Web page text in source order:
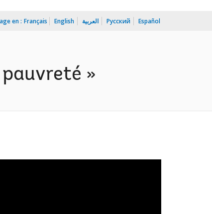
en : Français English العربية Русский Español
»